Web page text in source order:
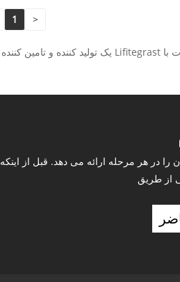
1 >
در هر مرحله ارائه می دهد. قبل از اینکه